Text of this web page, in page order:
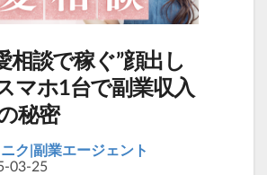
相談で稼ぐ”顔出し
マホ1台で副業収入
秘密
ニク|副業エージェント
03-25